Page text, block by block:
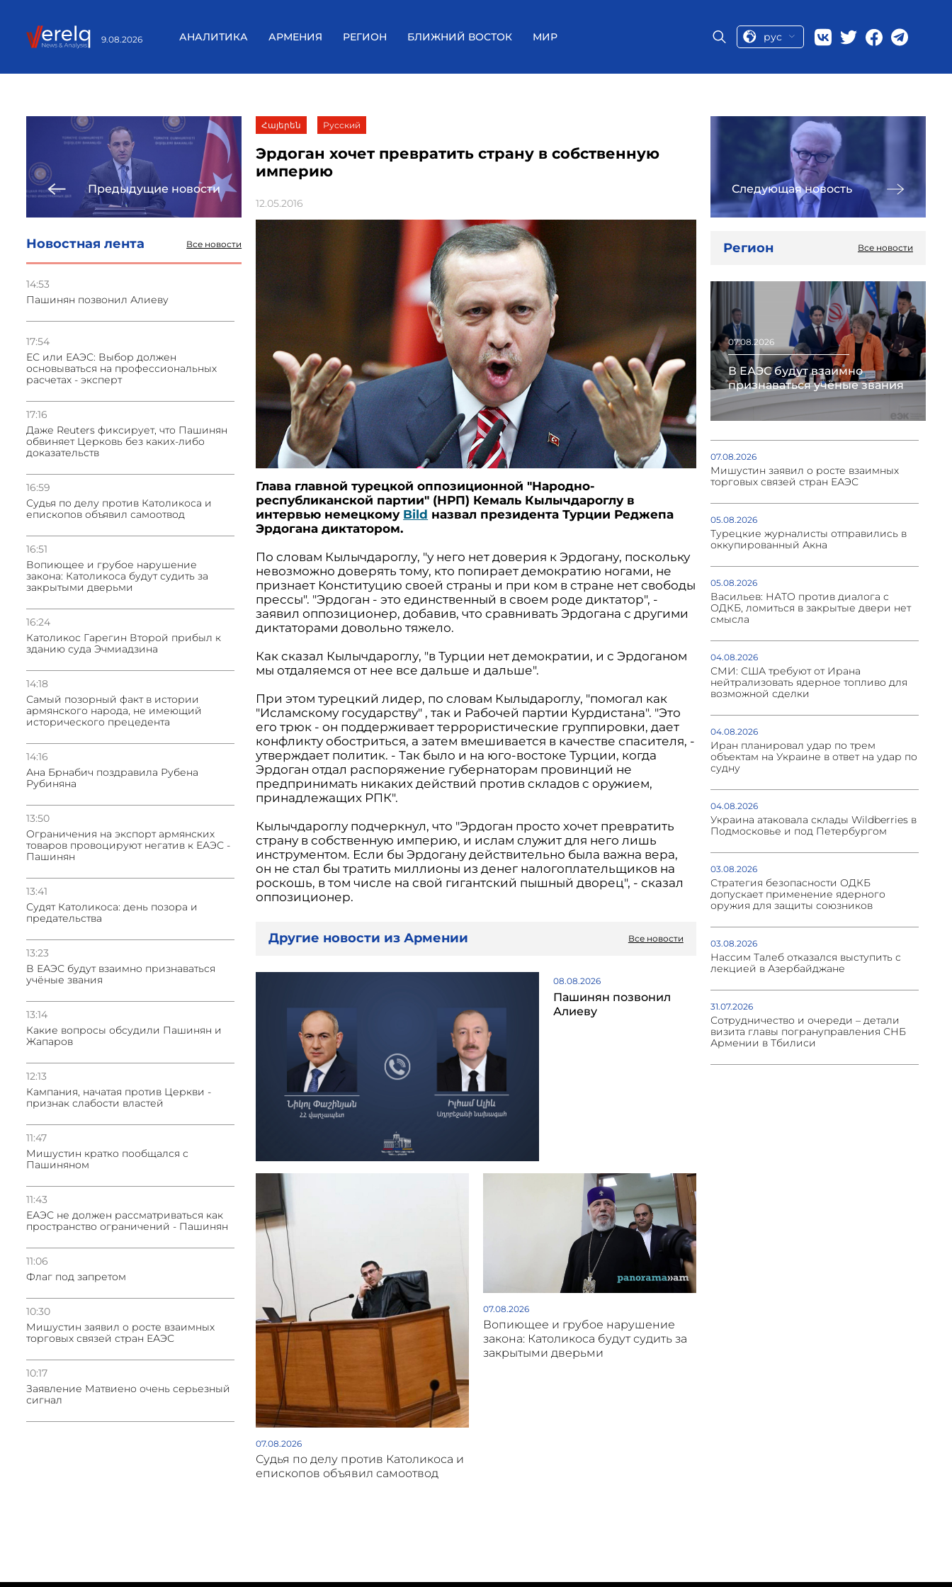
9.08.2026 АНАЛИТИКА АРМЕНИЯ РЕГИОН БЛИЖНИЙ ВОСТОК МИР рус
Предыдущие новости
Новостная лента Все новости
14:53
Пашинян позвонил Алиеву
17:54
ЕС или ЕАЭС: Выбор должен
основываться на профессиональных
расчетах - эксперт
17:16
Даже Reuters фиксирует, что Пашинян
обвиняет Церковь без каких-либо
доказательств
16:59
Судья по делу против Католикоса и
епископов объявил самоотвод
16:51
Вопиющее и грубое нарушение
закона: Католикоса будут судить за
закрытыми дверьми
16:24
Католикос Гарегин Второй прибыл к
зданию суда Эчмиадзина
14:18
Самый позорный факт в истории
армянского народа, не имеющий
исторического прецедента
14:16
Ана Брнабич поздравила Рубена
Рубиняна
13:50
Oграничения на экспорт армянских
товаров провоцируют негатив к ЕАЭС -
Пашинян
13:41
Судят Католикоса: день позора и
предательства
13:23
В ЕАЭС будут взаимно признаваться
учёные звания
13:14
Какие вопросы обсудили Пашинян и
Жапаров
12:13
Кампания, начатая против Церкви -
признак слабости властей
11:47
Мишустин кратко пообщался с
Пашиняном
11:43
ЕАЭС не должен рассматриваться как
пространство ограничений - Пашинян
11:06
Флаг под запретом
10:30
Мишустин заявил о росте взаимных
торговых связей стран ЕАЭС
10:17
Заявление Матвиено очень серьезный
сигнал
Հայերեն Русский
Эрдоган хочет превратить страну в собственную
империю
12.05.2016
Глава главной турецкой оппозиционной "Народно-
республиканской партии" (НРП) Кемаль Кылычдароглу в
интервью немецкому Bild назвал президента Турции Реджепа
Эрдогана диктатором.
По словам Кылычдароглу, "у него нет доверия к Эрдогану, поскольку
невозможно доверять тому, кто попирает демократию ногами, не
признает Конституцию своей страны и при ком в стране нет свободы
прессы". "Эрдоган - это единственный в своем роде диктатор", -
заявил оппозиционер, добавив, что сравнивать Эрдогана с другими
диктаторами довольно тяжело.
Как сказал Кылычдароглу, "в Турции нет демократии, и с Эрдоганом
мы отдаляемся от нее все дальше и дальше".
При этом турецкий лидер, по словам Кылыдароглу, "помогал как
"Исламскому государству" , так и Рабочей партии Курдистана". "Это
его трюк - он поддерживает террористические группировки, дает
конфликту обостриться, а затем вмешивается в качестве спасителя, -
утверждает политик. - Так было и на юго-востоке Турции, когда
Эрдоган отдал распоряжение губернаторам провинций не
предпринимать никаких действий против складов с оружием,
принадлежащих РПК".
Кылычдароглу подчеркнул, что "Эрдоган просто хочет превратить
страну в собственную империю, и ислам служит для него лишь
инструментом. Если бы Эрдогану действительно была важна вера,
он не стал бы тратить миллионы из денег налогоплательщиков на
роскошь, в том числе на свой гигантский пышный дворец", - сказал
оппозиционер.
Другие новости из Армении Все новости
08.08.2026
Пашинян позвонил
Алиеву
07.08.2026
Судья по делу против Католикоса и
епископов объявил самоотвод
07.08.2026
Вопиющее и грубое нарушение
закона: Католикоса будут судить за
закрытыми дверьми
Следующая новость
Регион Все новости
07.08.2026
В ЕАЭС будут взаимно
признаваться учёные звания
07.08.2026
Мишустин заявил о росте взаимных
торговых связей стран ЕАЭС
05.08.2026
Турецкие журналисты отправились в
оккупированный Акна
05.08.2026
Васильев: НАТО против диалога с
ОДКБ, ломиться в закрытые двери нет
смысла
04.08.2026
СМИ: США требуют от Ирана
нейтрализовать ядерное топливо для
возможной сделки
04.08.2026
Иран планировал удар по трем
объектам на Украине в ответ на удар по
судну
04.08.2026
Украина атаковала склады Wildberries в
Подмосковье и под Петербургом
03.08.2026
Стратегия безопасности ОДКБ
допускает применение ядерного
оружия для защиты союзников
03.08.2026
Нассим Талеб отказался выступить с
лекцией в Азербайджане
31.07.2026
Сотрудничество и очереди – детали
визита главы погрануправления СНБ
Армении в Тбилиси